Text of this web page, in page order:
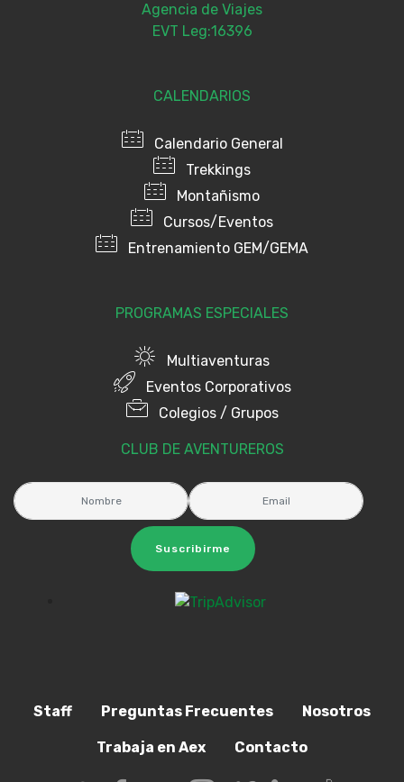
Agencia de Viajes
EVT Leg:16396
CALENDARIOS
Calendario General
Trekkings
Montañismo
Cursos/Eventos
Entrenamiento GEM/GEMA
PROGRAMAS ESPECIALES
Multiaventuras
Eventos Corporativos
Colegios / Grupos
CLUB DE AVENTUREROS
Suscribirme
Staff Preguntas Frecuentes Nosotros
Trabaja en Aex Contacto